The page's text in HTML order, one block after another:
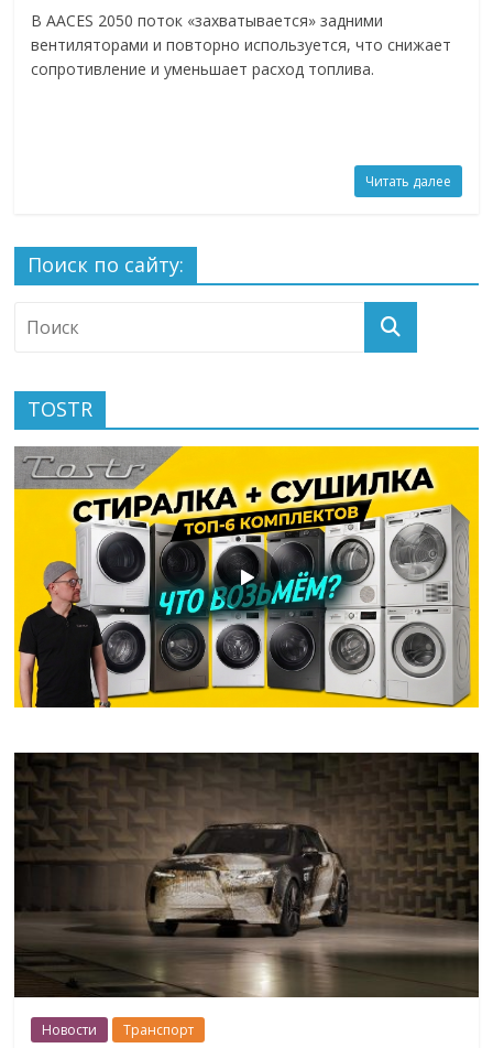
В AACES 2050 поток «захватывается» задними
вентиляторами и повторно используется, что снижает
сопротивление и уменьшает расход топлива.
Читать далее
Поиск по сайту:
TOSTR
Новости Транспорт